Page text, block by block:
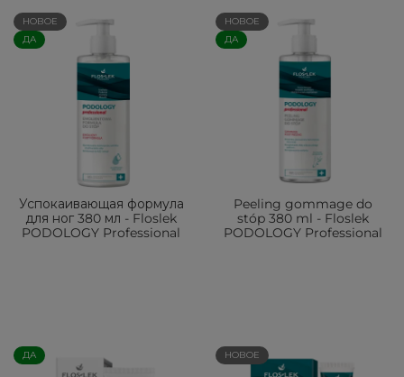
НОВОЕ
ДА
Успокаивающая формула
для ног 380 мл - Floslek
PODOLOGY Professional
НОВОЕ
ДА
Peeling gommage do
stóp 380 ml - Floslek
PODOLOGY Professional
ДА НОВОЕ